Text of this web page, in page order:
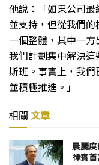
他說：「如果公司
並支持，但從我們
一個整體，其中一
我們計劃集中解決
斯班。事實上，我
並積極推進。」
相關 文章
晨麗
律賓